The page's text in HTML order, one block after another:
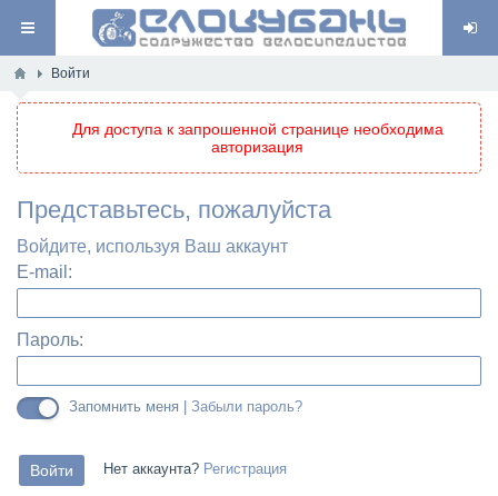
Войти
Для доступа к запрошенной странице необходима
авторизация
Представьтесь, пожалуйста
Войдите, используя Ваш аккаунт
E-mail:
Пароль:
Запомнить меня | Забыли пароль?
Нет аккаунта? Регистрация